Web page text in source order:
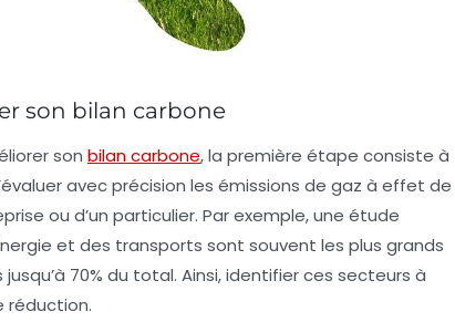
son bilan carbone
son bilan carbone, la première étape consiste à
avec précision les émissions de gaz à effet de
ou d’un particulier. Par exemple, une étude
et des transports sont souvent les plus grands
70% du total. Ainsi, identifier ces secteurs à
réduction.